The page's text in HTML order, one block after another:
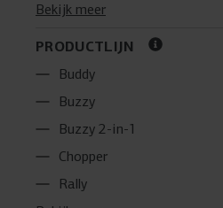
Bekijk meer
PRODUCTLIJN
Buddy
Buzzy
Buzzy 2-in-1
Chopper
Rally